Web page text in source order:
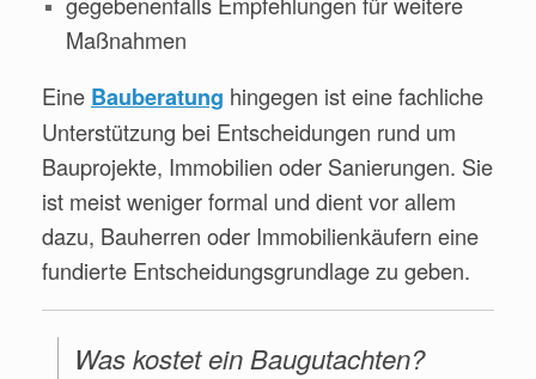
Maßnahmen
Eine Bauberatung hingegen ist eine fachliche
Unterstützung bei Entscheidungen rund um
Bauprojekte, Immobilien oder Sanierungen. Sie
ist meist weniger formal und dient vor allem
dazu, Bauherren oder Immobilienkäufern eine
fundierte Entscheidungsgrundlage zu geben.
Was kostet ein Baugutachten?